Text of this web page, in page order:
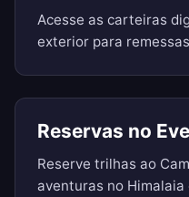
Acesse as carteiras
exterior para
Reservas no
Reserve trilhas ao
aventuras no